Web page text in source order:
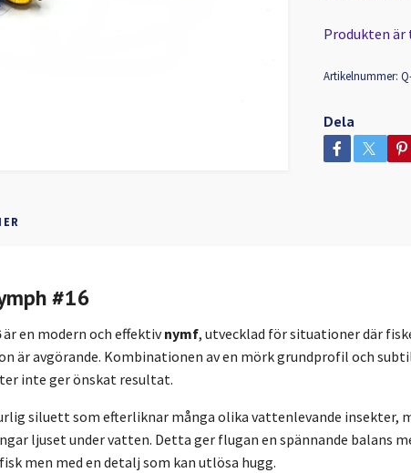
Produkten är
Artikelnummer:
Dela
#16
är en modern och effektivnymf, utvecklad för situationer där
är avgörande. Kombinationen av en mörk grundprofil och
inte ger önskat resultat.
siluett som efterliknar många olika vattenlevande insekter,
ljuset under vatten. Detta ger flugan en spännande balans
men med en detalj som kan utlösa hugg.